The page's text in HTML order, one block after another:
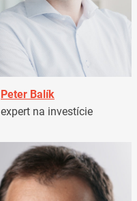
Peter Balík
expert na investície